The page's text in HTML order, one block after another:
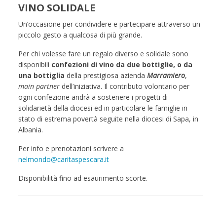
VINO SOLIDALE
Un’occasione per condividere e partecipare attraverso un
piccolo gesto a qualcosa di più grande.
Per chi volesse fare un regalo diverso e solidale sono
disponibili confezioni di vino da due bottiglie, o da
una bottiglia della prestigiosa aziendaMarramiero,
main partner dell’iniziativa. Il contributo volontario per
ogni confezione andrà a sostenere i progetti di
solidarietà della diocesi ed in particolare le famiglie in
stato di estrema povertà seguite nella diocesi di Sapa, in
Albania.
Per info e prenotazioni scrivere a
nelmondo@caritaspescara.it
Disponibilità fino ad esaurimento scorte.